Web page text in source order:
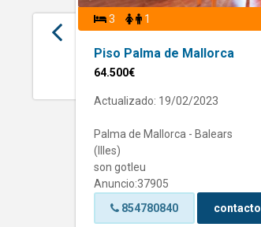
3 1
Piso Palma de Mallorca
64.500€
Actualizado: 19/02/2023
Palma de Mallorca - Balears
(Illes)
son gotleu
Anuncio:37905
854780840
contacto